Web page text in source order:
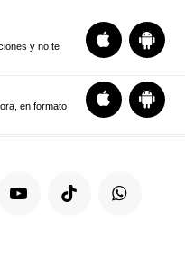
y no te
en formato